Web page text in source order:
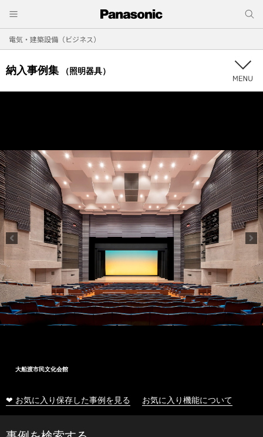
電気・建築設備（ビジネス）
納入事例集 （照明器具）
大船渡市民文化会館
❤ お気に入り保存した事例を見る お気に入り機能について